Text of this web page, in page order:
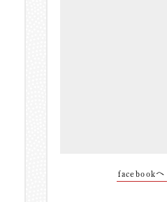
facebookへ